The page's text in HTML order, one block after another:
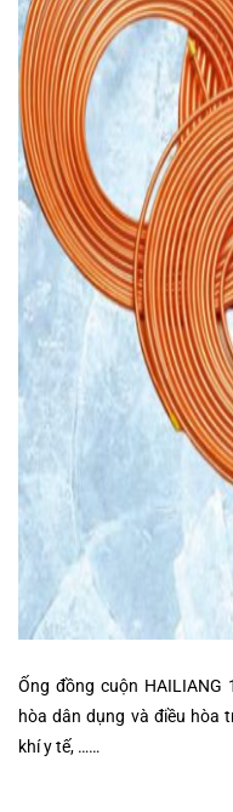
Ống đồng cuộn
hòa dân dụng và điều hòa
khí y tế, ……